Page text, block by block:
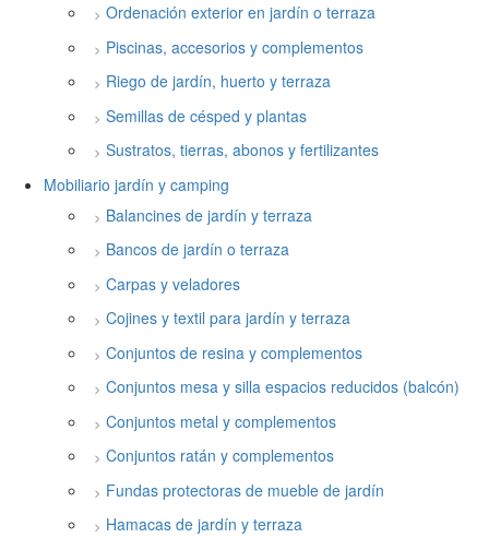
Ordenación exterior en jardín o terraza
Piscinas, accesorios y complementos
Riego de jardín, huerto y terraza
Semillas de césped y plantas
Sustratos, tierras, abonos y fertilizantes
Mobiliario jardín y camping
Balancines de jardín y terraza
Bancos de jardín o terraza
Carpas y veladores
Cojines y textil para jardín y terraza
Conjuntos de resina y complementos
Conjuntos mesa y silla espacios reducidos (balcón)
Conjuntos metal y complementos
Conjuntos ratán y complementos
Fundas protectoras de mueble de jardín
Hamacas de jardín y terraza